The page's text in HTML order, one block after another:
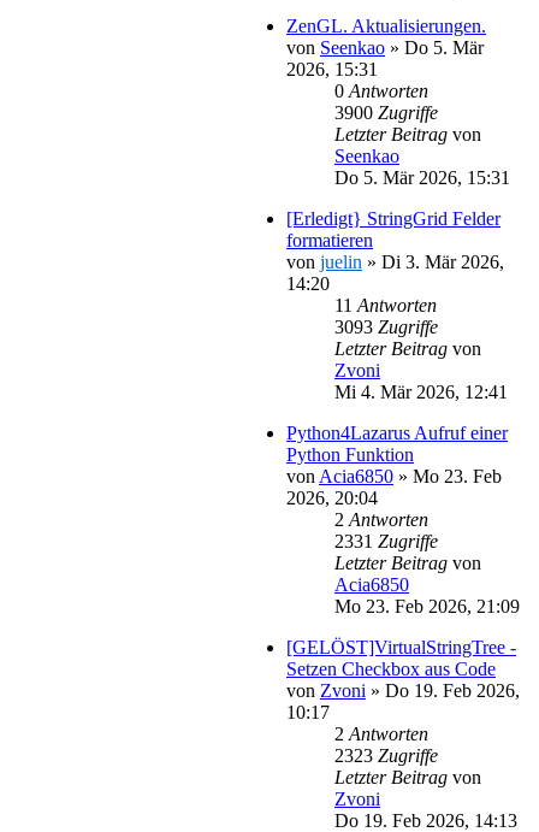
ZenGL. Aktualisierungen.
von Seenkao » Do 5. Mär
2026, 15:31
0 Antworten
3900 Zugriffe
Letzter Beitrag von
Seenkao
Do 5. Mär 2026, 15:31
[Erledigt} StringGrid Felder
formatieren
von juelin » Di 3. Mär 2026,
14:20
11 Antworten
3093 Zugriffe
Letzter Beitrag von
Zvoni
Mi 4. Mär 2026, 12:41
Python4Lazarus Aufruf einer
Python Funktion
von Acia6850 » Mo 23. Feb
2026, 20:04
2 Antworten
2331 Zugriffe
Letzter Beitrag von
Acia6850
Mo 23. Feb 2026, 21:09
[GELÖST]VirtualStringTree -
Setzen Checkbox aus Code
von Zvoni » Do 19. Feb 2026,
10:17
2 Antworten
2323 Zugriffe
Letzter Beitrag von
Zvoni
Do 19. Feb 2026, 14:13